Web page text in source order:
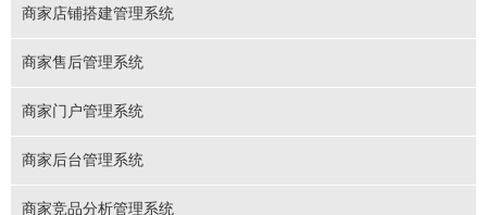
商家店铺搭建管理系统
商家售后管理系统
商家门户管理系统
商家后台管理系统
商家竞品分析管理系统